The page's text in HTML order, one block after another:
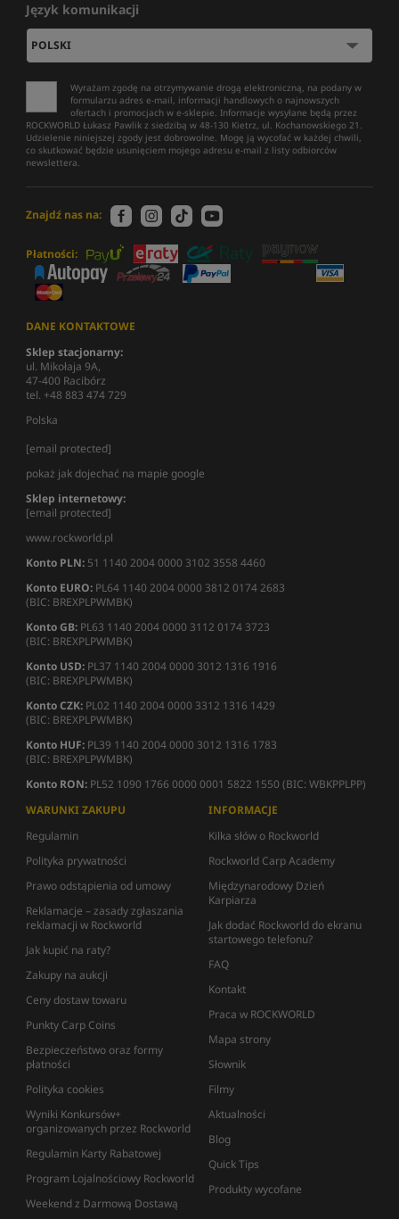
Język komunikacji
Wyrażam zgodę na otrzymywanie drogą elektroniczną, na podany w
formularzu adres e-mail, informacji handlowych o najnowszych
ofertach i promocjach w e-sklepie. Informacje wysyłane będą przez
ROCKWORLD Łukasz Pawlik z siedzibą w 48-130 Kietrz, ul. Kochanowskiego 21.
Udzielenie niniejszej zgody jest dobrowolne. Mogę ją wycofać w każdej chwili,
co skutkować będzie usunięciem mojego adresu e-mail z listy odbiorców
newslettera.
Znajdź nas na:
Płatności:
DANE KONTAKTOWE
Sklep stacjonarny:
ul. Mikołaja 9A,
47-400 Racibórz
tel. +48 883 474 729
Polska
[email protected]
pokaż jak dojechać na mapie google
Sklep internetowy:
[email protected]
www.rockworld.pl
Konto PLN: 51 1140 2004 0000 3102 3558 4460
Konto EURO: PL64 1140 2004 0000 3812 0174 2683
(BIC: BREXPLPWMBK)
Konto GB: PL63 1140 2004 0000 3112 0174 3723
(BIC: BREXPLPWMBK)
Konto USD: PL37 1140 2004 0000 3012 1316 1916
(BIC: BREXPLPWMBK)
Konto CZK: PL02 1140 2004 0000 3312 1316 1429
(BIC: BREXPLPWMBK)
Konto HUF: PL39 1140 2004 0000 3012 1316 1783
(BIC: BREXPLPWMBK)
Konto RON: PL52 1090 1766 0000 0001 5822 1550 (BIC: WBKPPLPP)
WARUNKI ZAKUPU
Regulamin
Polityka prywatności
Prawo odstąpienia od umowy
Reklamacje – zasady zgłaszania
reklamacji w Rockworld
Jak kupić na raty?
Zakupy na aukcji
Ceny dostaw towaru
Punkty Carp Coins
Bezpieczeństwo oraz formy
płatności
Polityka cookies
Wyniki Konkursów+
organizowanych przez Rockworld
Regulamin Karty Rabatowej
Program Lojalnościowy Rockworld
Weekend z Darmową Dostawą
INFORMACJE
Kilka słów o Rockworld
Rockworld Carp Academy
Międzynarodowy Dzień
Karpiarza
Jak dodać Rockworld do ekranu
startowego telefonu?
FAQ
Kontakt
Praca w ROCKWORLD
Mapa strony
Słownik
Filmy
Aktualności
Blog
Quick Tips
Produkty wycofane